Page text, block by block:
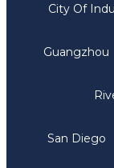
City Of
Guangzhou
San Diego